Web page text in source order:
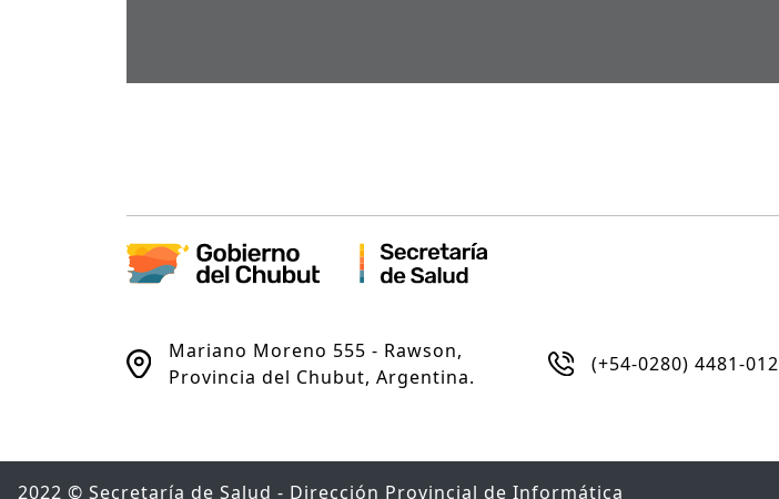
Mariano Moreno 555 - Rawson,
Provincia del Chubut, Argentina.
(+54-0280) 4481-012
2022 © Secretaría de Salud - Dirección Provincial de Informática